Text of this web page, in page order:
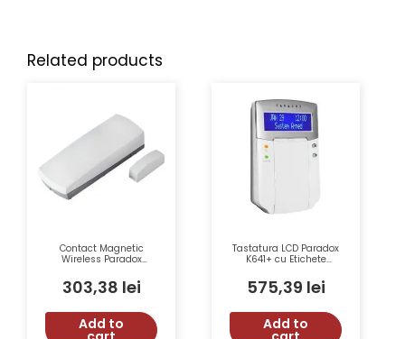
Related products
Contact Magnetic
Wireless Paradox
Reed 433/868 MHz RF
70 m
303,38 lei
Add to
Tastatura LCD Paradox
K641+ cu Etichete
MemoryKey și Funcții
Avansate
575,39 lei
Add to